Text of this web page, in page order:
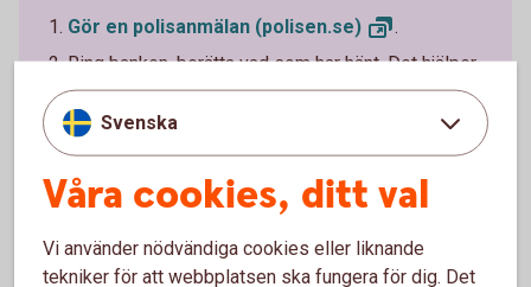
Gör en polisanmälan (polisen.se)
.
Ring banken, berätta vad som har hänt. Det hjälper
banken att utreda vad som hänt, vilket kan hjälpa
andra som annars riskerar att drabbas på liknande
sätt.
Avbryt all kontakt, även med personer som påstår att
de kan hjälpa dig att få tillbaka pengarna.
Ta hjälp av din omgivning, eller kontakta
Brottsofferjouren där du bor.
Svenska
Våra cookies, ditt val
Vi använder nödvändiga cookies eller liknande
tekniker för att webbplatsen ska fungera för dig. Det